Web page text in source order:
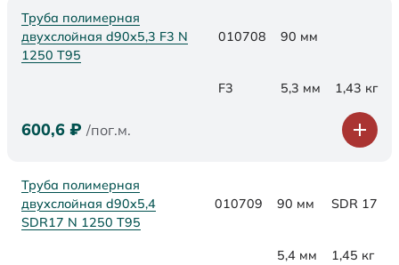
Труба полимерная
двухслойная d90x5,3 F3 N
1250 Т95
010708 90 мм
F3 5,3 мм 1,43 кг
600,6 ₽ /пог.м.
Труба полимерная
двухслойная d90x5,4
SDR17 N 1250 Т95
010709 90 мм SDR 17
5,4 мм 1,45 кг